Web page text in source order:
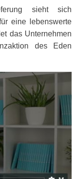
sieht sich
eine lebenswerte
das Unternehmen
des Eden